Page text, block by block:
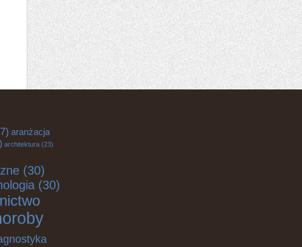
aranżacja
architektura (23)
(30)
(30)